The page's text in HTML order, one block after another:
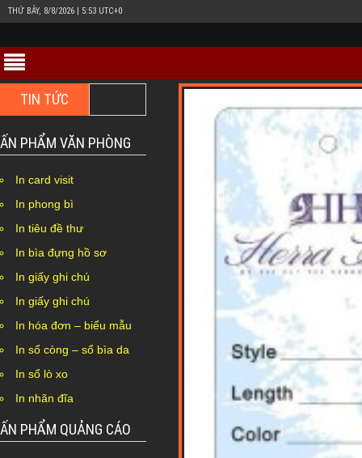
THỨ BẢY, 8/8/2026 | 5:53 UTC+0
TIN TỨC
ẤN PHẨM VĂN PHÒNG
In card visit
In phong bì
In tiêu đề thư
In bìa đựng hồ sơ
In giấy ghi chú
In giấy ghi chú
In hóa đơn – biểu mẫu
In sổ còng – sổ bìa da
In sổ lò xo
In nhãn đĩa
ẤN PHẨM QUẢNG CÁO